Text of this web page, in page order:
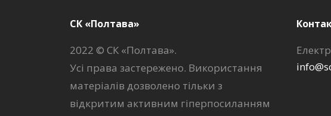
СК «Полтава»
2022 © СК «Полтава».
Усі права застережено. Використання
матеріалів дозволено тільки з
відкритим активним гіперпосиланням